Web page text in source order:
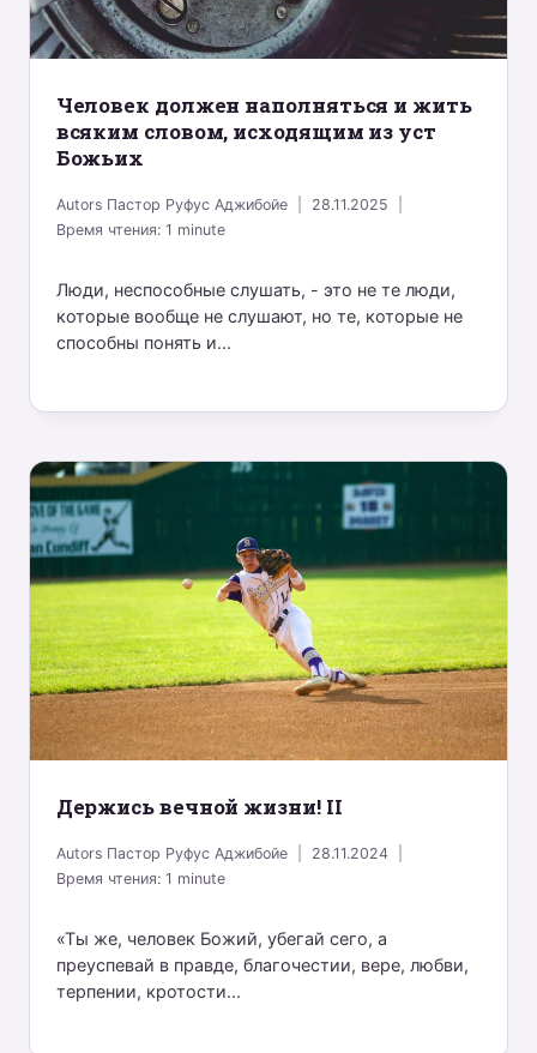
Человек должен наполняться и жить
всяким словом, исходящим из уст
Божьих
Autors Пастор Руфус Аджибойе
28.11.2025
Время чтения:1 minute
Люди, неспособные слушать, - это не те люди,
которые вообще не слушают, но те, которые не
способны понять и...
Держись вечной жизни! II
Autors Пастор Руфус Аджибойе
28.11.2024
Время чтения:1 minute
«Ты же, человек Божий, убегай сего, а
преуспевай в правде, благочестии, вере, любви,
терпении, кротости...